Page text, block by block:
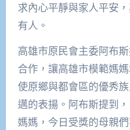
求內心平靜與家人平安
有人。
高雄市原民會主委阿布
合作，讓高雄市模範媽
使原鄉與都會區的優秀
邁的表揚。阿布斯提到
媽媽，今日受獎的母親